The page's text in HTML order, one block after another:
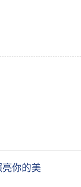
亮你的美